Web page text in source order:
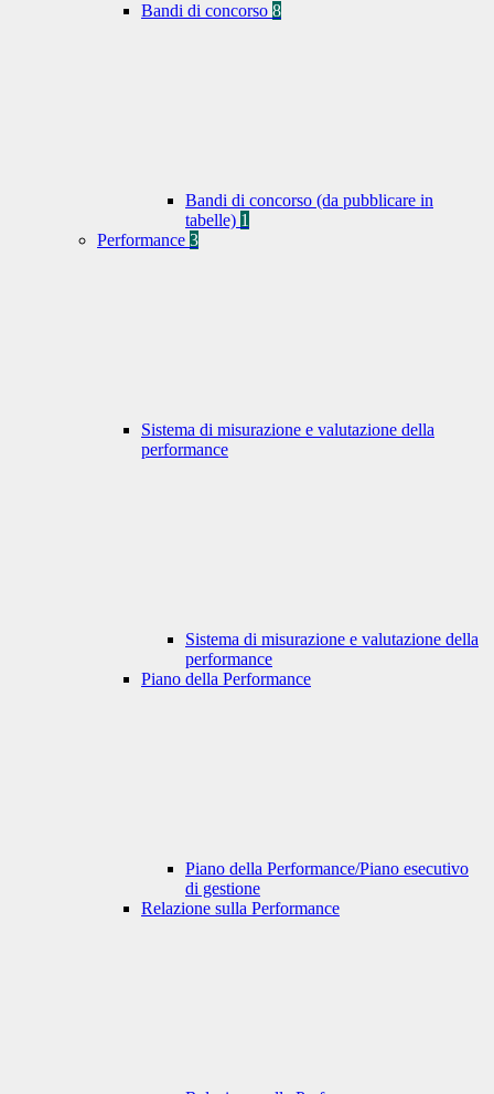
Bandi di concorso 8
Bandi di concorso (da pubblicare in
tabelle) 1
Performance 3
Sistema di misurazione e valutazione della
performance
Sistema di misurazione e valutazione della
performance
Piano della Performance
Piano della Performance/Piano esecutivo
di gestione
Relazione sulla Performance